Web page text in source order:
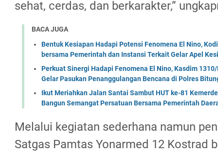
sehat, cerdas, dan berkarakter,”
BACA JUGA
Bentuk Kesiapan Hadapi Potensi Fenomena El Nino,
bersama Pemerintah dan Instansi Terkait Gelar Apel
Perkuat Sinergi Hadapi Fenomena El Nino, Kasdim
Gelar Pasukan Penanggulangan Bencana di Polres
Ikut Meriahkan Jalan Santai Sambut HUT ke-81
Bangun Semangat Persatuan Bersama Pemerintah
Melalui kegiatan sederhana namun
Satgas Pamtas Yonarmed 12 Kostrad